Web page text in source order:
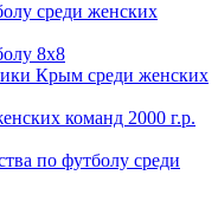
среди женских
8х8
Крым среди женских
команд 2000 г.р.
по футболу среди